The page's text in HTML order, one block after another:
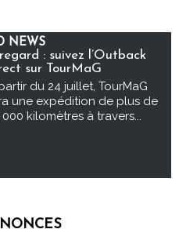
NEWS
: suivez l’Outback
sur TourMaG
du 24 juillet, TourMaG
une expédition de plus de
000 kilomètres à travers...